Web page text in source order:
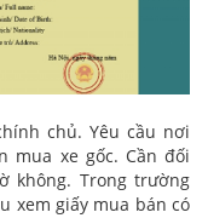
chủ. Yêu cầu nơi
mua xe gốc. Cần đối
không. Trong trường
xem giấy mua bán có